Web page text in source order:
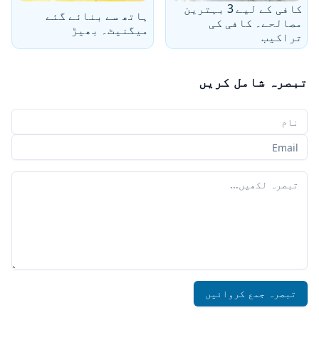
کافی کے لیے 3 بہترین
مصالحے۔ کافی کی
تراکیب
ہاتھ سے بنائے گئے
میگنیٹ۔ بھیڑ
تبصرہ شامل کریں
آپ کا نام
آپ کا ای میل
آپ کا تبصرہ
تبصرہ جمع کروائیں